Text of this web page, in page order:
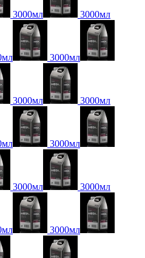
3000мл 3000мл
3000мл
3000мл 3000мл
3000мл
3000мл 3000мл
3000мл